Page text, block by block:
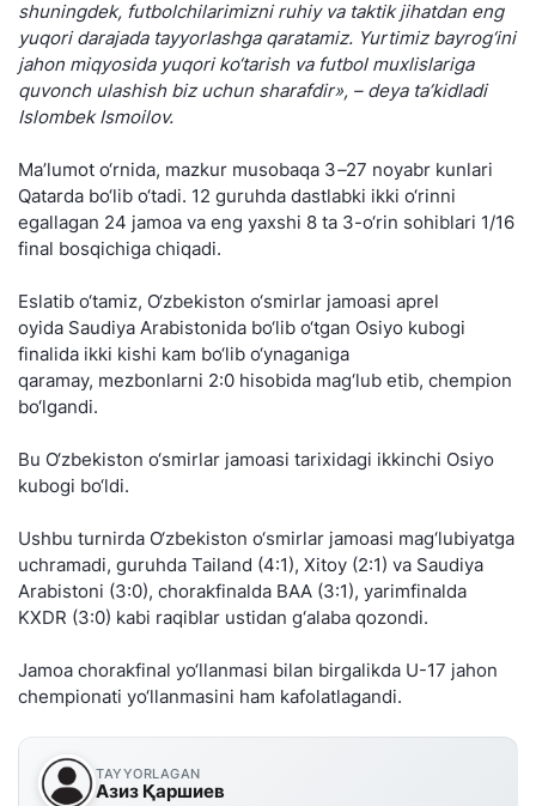
shuningdek, futbolchilarimizni ruhiy va taktik jihatdan eng
yuqori darajada tayyorlashga qaratamiz. Yurtimiz bayrog‘ini
jahon miqyosida yuqori ko‘tarish va futbol muxlislariga
quvonch ulashish biz uchun sharafdir», – deya ta’kidladi
Islombek Ismoilov.
Ma’lumot o‘rnida, mazkur musobaqa 3–27 noyabr kunlari
Qatarda bo‘lib o‘tadi. 12 guruhda dastlabki ikki o‘rinni
egallagan 24 jamoa va eng yaxshi 8 ta 3-o‘rin sohiblari 1/16
final bosqichiga chiqadi.
Eslatib o‘tamiz, O‘zbekiston o‘smirlar jamoasi aprel
oyida Saudiya Arabistonida bo‘lib o‘tgan Osiyo kubogi
finalida ikki kishi kam bo‘lib o‘ynaganiga
qaramay, mezbonlarni 2:0 hisobida mag‘lub etib, chempion
bo‘lgandi.
Bu O‘zbekiston o‘smirlar jamoasi tarixidagi ikkinchi Osiyo
kubogi bo‘ldi.
Ushbu turnirda O‘zbekiston o‘smirlar jamoasi mag‘lubiyatga
uchramadi, guruhda Tailand (4:1), Xitoy (2:1) va Saudiya
Arabistoni (3:0), chorakfinalda BAA (3:1), yarimfinalda
KXDR (3:0) kabi raqiblar ustidan g‘alaba qozondi.
Jamoa chorakfinal yo‘llanmasi bilan birgalikda U-17 jahon
chempionati yo‘llanmasini ham kafolatlagandi.
TAYYORLAGAN
Азиз Қаршиев